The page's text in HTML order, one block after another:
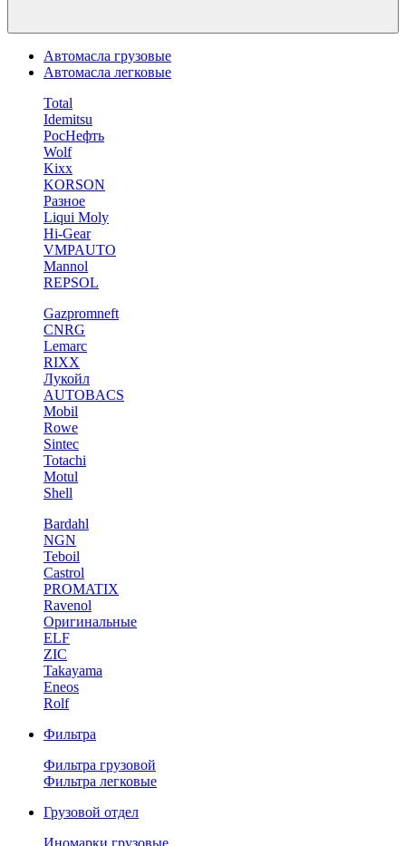
Автомасла грузовые
Автомасла легковые
Total
Idemitsu
РосНефть
Wolf
Kixx
KORSON
Разное
Liqui Moly
Hi-Gear
VMPAUTO
Mannol
REPSOL
Gazpromneft
CNRG
Lemarc
RIXX
Лукойл
AUTOBACS
Mobil
Rowe
Sintec
Totachi
Motul
Shell
Bardahl
NGN
Teboil
Castrol
PROMATIX
Ravenol
Оригинальные
ELF
ZIC
Takayama
Eneos
Rolf
Фильтра
Фильтра грузовой
Фильтра легковые
Грузовой отдел
Иномарки грузовые